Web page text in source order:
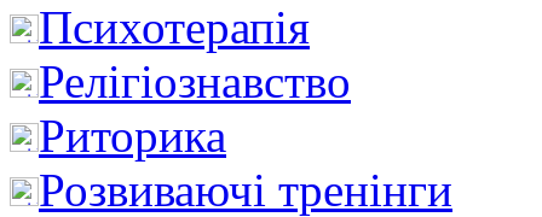
Психотерапія
Релігіознавство
Риторика
Розвиваючі тренінги